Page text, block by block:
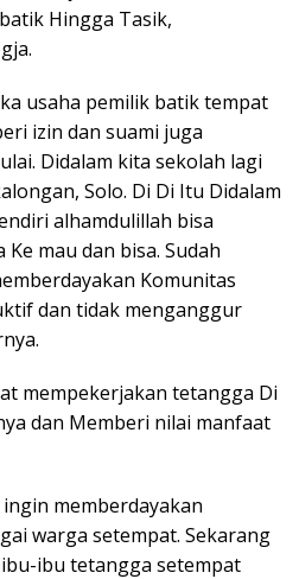
Hingga Tasik,
usaha pemilik batik tempat
izin dan suami juga
Didalam kita sekolah lagi
Solo. Di Di Itu Didalam
alhamdulillah bisa
mau dan bisa. Sudah
Komunitas
dan tidak menganggur
mempekerjakan tetangga Di
dan Memberi nilai manfaat
memberdayakan
warga setempat. Sekarang
ibu tetangga setempat